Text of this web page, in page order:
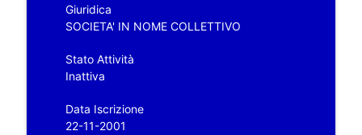
Giuridica
SOCIETA' IN NOME COLLETTIVO
Stato Attività
Inattiva
Data Iscrizione
22-11-2001